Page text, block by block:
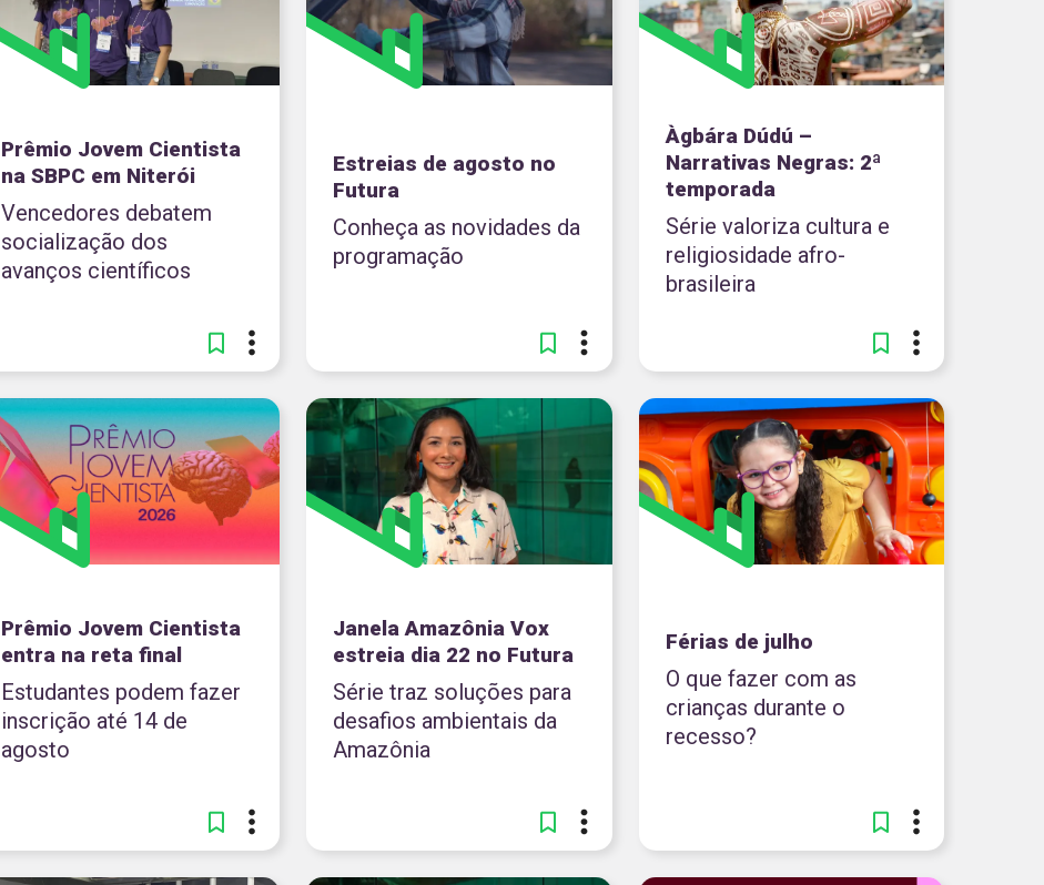
Prêmio Jovem Cientista
na SBPC em Niterói
Vencedores debatem
socialização dos
avanços científicos
Estreias de agosto no
Futura
Conheça as novidades da
programação
Àgbára Dúdú –
Narrativas Negras: 2ª
temporada
Série valoriza cultura e
religiosidade afro-
brasileira
Prêmio Jovem Cientista
entra na reta final
Estudantes podem fazer
inscrição até 14 de
agosto
Janela Amazônia Vox
estreia dia 22 no Futura
Série traz soluções para
desafios ambientais da
Amazônia
Férias de julho
O que fazer com as
crianças durante o
recesso?